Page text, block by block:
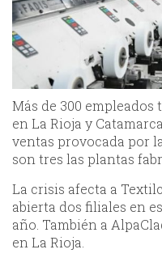
Más de 300
en La Rioja y
ventas provocada por
son tres las plantas
La crisis afecta a
abierta dos filiales en
año. También a
en La Rioja.